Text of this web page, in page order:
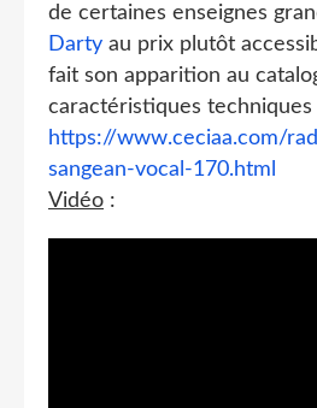
de certaines enseignes
Darty au prix plutôt
fait son apparition au
caractéristiques
https://www.ceciaa.com/
sangean-vocal-170.html
Vidéo :